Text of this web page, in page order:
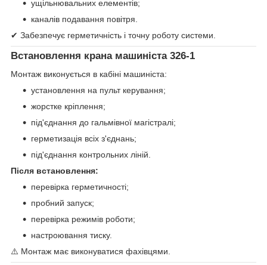
ущільнювальних елементів;
каналів подавання повітря.
✔ Забезпечує герметичність і точну роботу системи.
Встановлення крана машиніста 326-1
Монтаж виконується в кабіні машиніста:
установлення на пульт керування;
жорстке кріплення;
під'єднання до гальмівної магістралі;
герметизація всіх з'єднань;
під'єднання контрольних ліній.
Після встановлення:
перевірка герметичності;
пробний запуск;
перевірка режимів роботи;
настроювання тиску.
⚠️ Монтаж має виконуватися фахівцями.